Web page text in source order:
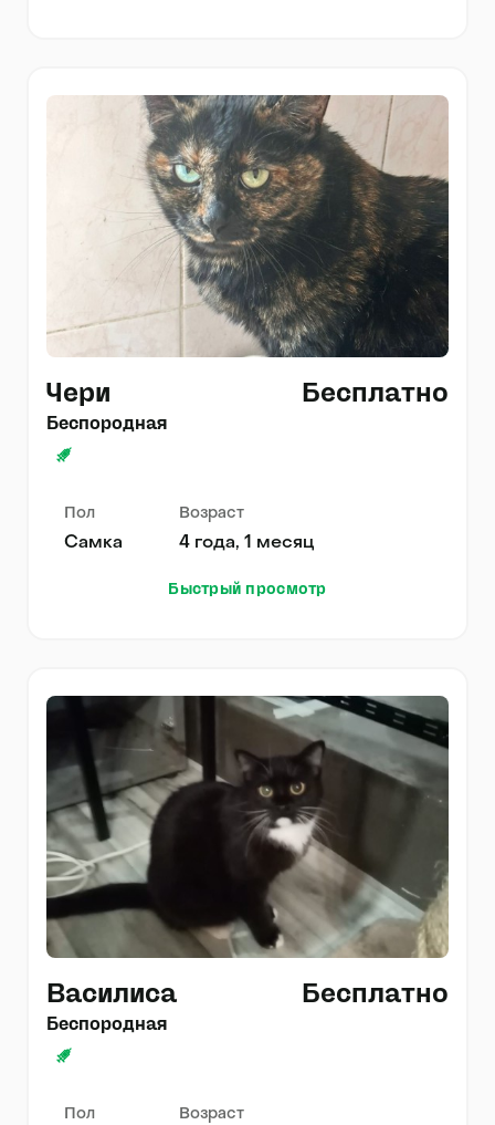
Чери Бесплатно
Беспородная
Пол
Самка
Возраст
4 года, 1 месяц
Быстрый просмотр
Василиса Бесплатно
Беспородная
Пол Возраст